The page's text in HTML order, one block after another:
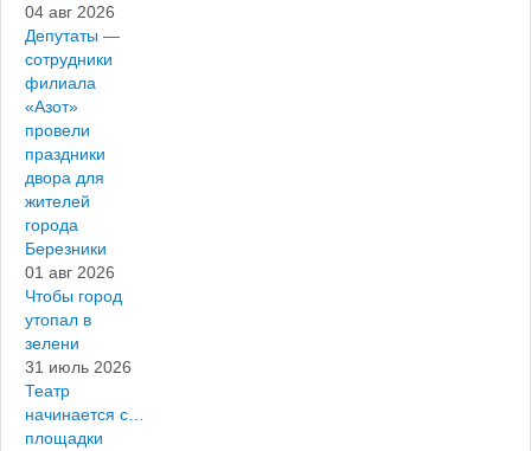
04 авг 2026
Депутаты —
сотрудники
филиала
«Азот»
провели
праздники
двора для
жителей
города
Березники
01 авг 2026
Чтобы город
утопал в
зелени
31 июль 2026
Театр
начинается с…
площадки